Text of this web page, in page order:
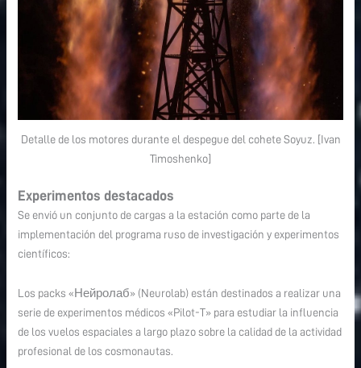
Detalle de los motores durante el despegue del cohete Soyuz. [Ivan
Timoshenko]
Experimentos destacados
Se envió un conjunto de cargas a la estación como parte de la
implementación del programa ruso de investigación y experimentos
científicos:
Los packs «Нейролаб» (Neurolab) están destinados a realizar una
serie de experimentos médicos «Pilot-T» para estudiar la influencia
de los vuelos espaciales a largo plazo sobre la calidad de la actividad
profesional de los cosmonautas.